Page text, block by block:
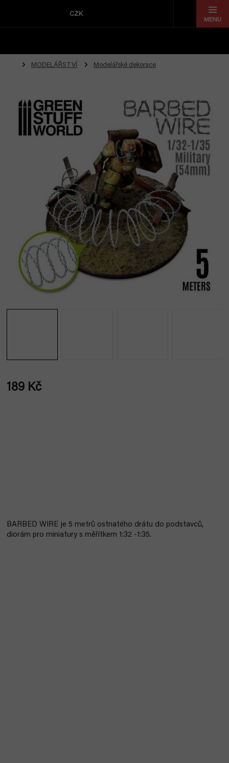
CZK
MODELÁŘSTVÍ Modelářské dekorace
189 Kč
BARBED WIRE je 5 metrů ostnatého drátu do podstavců,
diorám pro miniatury s měřítkem 1:32 -1:35.